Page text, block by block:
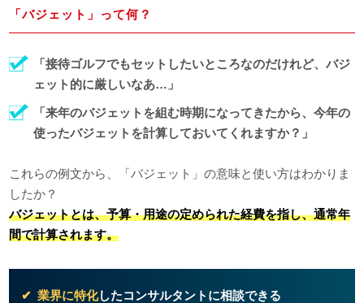
「バジェット」って何？
「接待ゴルフでもセットしたいところなのだけれど、バジ
ェット的に厳しいなあ…」
「来年のバジェットを組む時期になってきたから、今年の
使ったバジェットを計算しておいてくれますか？」
これらの例文から、「バジェット」の意味と使い方はわかりま
したか？
バジェットとは、予算・用途の定められた経費を指し、通常年
間で計算されます。
業界に特化したコンサルタントに相談できる